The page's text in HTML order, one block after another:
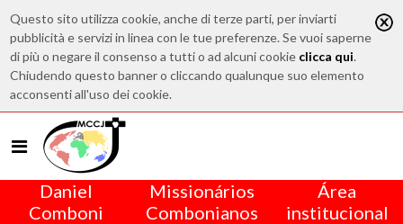
Questo sito utilizza cookie, anche di terze parti, per inviarti
pubblicità e servizi in linea con le tue preferenze. Se vuoi saperne
di più o negare il consenso a tutti o ad alcuni cookie clicca qui.
Chiudendo questo banner o cliccando qualunque suo elemento
acconsenti all'uso dei cookie.
Daniel
Comboni
Missionários
Combonianos
Área
institucional